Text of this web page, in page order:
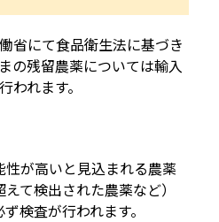
省にて食品衛生法に基づき
の残留農薬については輸入
われます。
が高いと見込まれる農薬
えて検出された農薬など）
検査が行われます。